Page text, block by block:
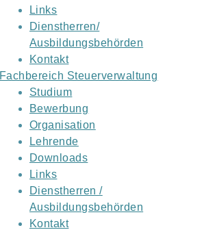
Links
Dienstherren/
Ausbildungsbehörden
Kontakt
Fachbereich Steuerverwaltung
Studium
Bewerbung
Organisation
Lehrende
Downloads
Links
Dienstherren /
Ausbildungsbehörden
Kontakt